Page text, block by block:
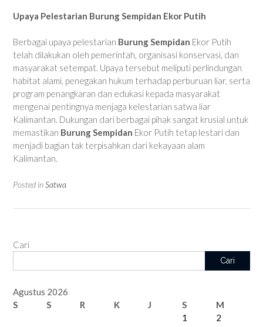
Upaya Pelestarian Burung Sempidan Ekor Putih
Berbagai upaya pelestarian Burung Sempidan Ekor Putih
telah dilakukan oleh pemerintah, organisasi konservasi, dan
masyarakat setempat. Upaya tersebut meliputi perlindungan
habitat alami, penegakan hukum terhadap perburuan liar, serta
program penangkaran dan edukasi kepada masyarakat
mengenai pentingnya menjaga kelestarian satwa liar
Kalimantan. Dukungan dari berbagai pihak sangat krusial untuk
memastikan Burung Sempidan Ekor Putih tetap lestari dan
menjadi bagian tak terpisahkan dari kekayaan alam
Kalimantan.
Posted inSatwa
Cari
Cari
Agustus 2026
S
S R K J S
M
1
2